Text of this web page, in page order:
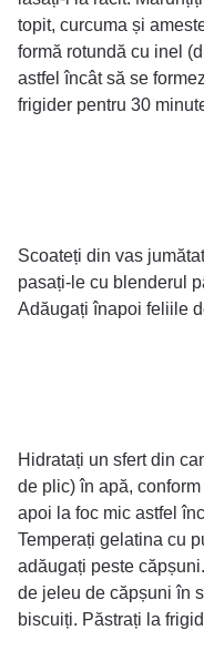
topit, curcuma și
formă rotundă cu inel
astfel încât să se
frigider pentru 30
Scoateți din vas
pasați-le cu blenderul
Adăugați înapoi feliile
Hidratați un sfert din
de plic) în apă,
apoi la foc mic astfel
Temperați gelatina cu
adăugați peste
de jeleu de căpșuni în
biscuiți. Păstrați la